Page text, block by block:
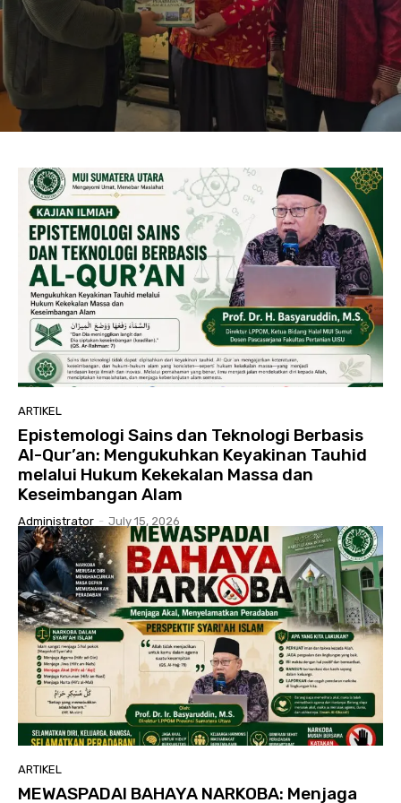
ARTIKEL
Epistemologi Sains dan Teknologi Berbasis
Al-Qur’an: Mengukuhkan Keyakinan Tauhid
melalui Hukum Kekekalan Massa dan
Keseimbangan Alam
Administrator - July 15, 2026
ARTIKEL
MEWASPADAI BAHAYA NARKOBA: Menjaga